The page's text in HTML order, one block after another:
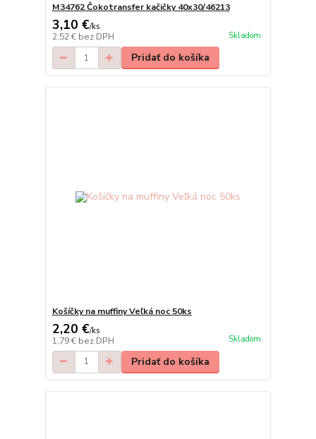
M34762 Čokotransfer kačičky 40x30/46213
3,10 €/ks
2,52 € bez DPH Skladom
Pridať do košíka
Košíčky na muffiny Veľká noc 50ks
2,20 €/ks
1,79 € bez DPH Skladom
Pridať do košíka